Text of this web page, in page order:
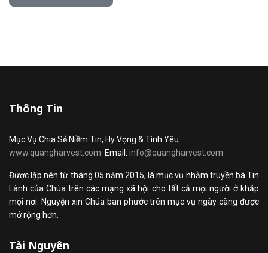
Thông Tin
Mục Vụ Chia Sẻ Niềm Tin, Hy Vọng & Tình Yêu
www.quangharvest.com Email: info@quangharvest.com
Được lập nên từ tháng 05 năm 2015, là mục vụ nhằm truyền bá Tin
Lành của Chúa trên các mạng xã hội cho tất cả mọi người ở khắp
mọi nơi. Nguyện xin Chúa ban phước trên mục vụ ngày càng được
mở rộng hơn.
Tài Nguyên